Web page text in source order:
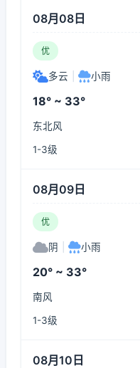
08月08日
优
多云 小雨
18° ~ 33°
东北风
1-3级
08月09日
优
阴 小雨
20° ~ 33°
南风
1-3级
08月10日